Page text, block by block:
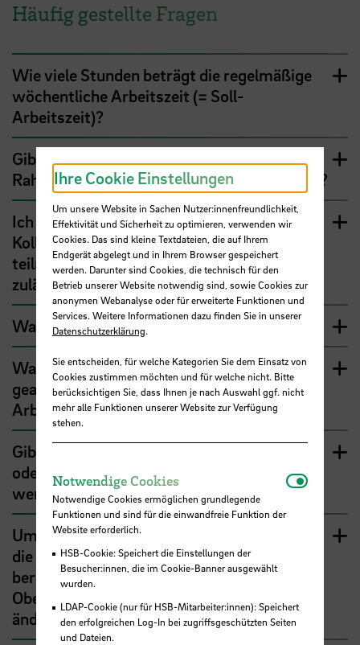
Häufig gestellte Fragen
Wie viele Stunden beträgt die regelmäßige
wöchentliche Arbeitszeit (= Soll-
Arbeitszeit)?
Gibt es in der Hochschule eine
Rahmenarbeitszeit und eine Kernarbeitszeit?
Ich habe gehört, dass bestimmte
Kolleg:innen nicht an der Gleitzeitregelung
teilnehmen dürfen. Ist das eigentlich
zulässig?
Was ist eigentlich mit Erholungspausen?
Was passiert, wenn ich weniger oder mehr
gearbeitet habe, als ich nach meinem
Arbeitsvertrag monatlich arbeiten muss?
Gibt es eine Regelung, bis wann die Über-
oder Unterschreitungen ausgeglichen
werden müssen?
Um meine Arbeitszeit zu erfassen, nutze ich
die Excel-Tabellen, die das Rechenzentrum
bereitstellt. Wie kann ich dort die
Obergrenze für Zeitüberschreitungen
ändern?
Ihre Cookie Einstellungen
Um unsere Website in Sachen Nutzer:innenfreundlichkeit,
Effektivität und Sicherheit zu optimieren, verwenden wir
Cookies. Das sind kleine Textdateien, die auf Ihrem
Endgerät abgelegt und in Ihrem Browser gespeichert
werden. Darunter sind Cookies, die technisch für den
Betrieb unserer Website notwendig sind, sowie Cookies zur
anonymen Webanalyse oder für erweiterte Funktionen und
Services. Weitere Informationen dazu finden Sie in unserer
Datenschutzerklärung.
Sie entscheiden, für welche Kategorien Sie dem Einsatz von
Cookies zustimmen möchten und für welche nicht. Bitte
berücksichtigen Sie, dass Ihnen je nach Auswahl ggf. nicht
mehr alle Funktionen unserer Website zur Verfügung
stehen.
Notwendige Cookies
Notwendige Cookies ermöglichen grundlegende
Funktionen und sind für die einwandfreie Funktion der
Website erforderlich.
HSB-Cookie: Speichert die Einstellungen der
Besucher:innen, die im Cookie-Banner ausgewählt
wurden.
LDAP-Cookie (nur für HSB-Mitarbeiter:innen): Speichert
den erfolgreichen Log-In bei zugriffsgeschützten Seiten
und Dateien.